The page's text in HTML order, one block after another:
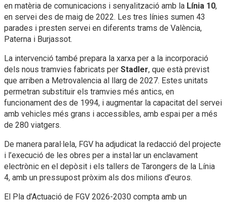
en matèria de comunicacions i senyalització amb la Línia 10,
en servei des de maig de 2022. Les tres línies sumen 43
parades i presten servei en diferents trams de València,
Paterna i Burjassot.
La intervenció també prepara la xarxa per a la incorporació
dels nous tramvies fabricats per Stadler, que està previst
que arriben a Metrovalencia al llarg de 2027. Estes unitats
permetran substituir els tramvies més antics, en
funcionament des de 1994, i augmentar la capacitat del servei
amb vehicles més grans i accessibles, amb espai per a més
de 280 viatgers.
De manera paral·lela, FGV ha adjudicat la redacció del projecte
i l’execució de les obres per a instal·lar un enclavament
electrònic en el depòsit i els tallers de Tarongers de la Línia
4, amb un pressupost pròxim als dos milions d’euros.
El Pla d’Actuació de FGV 2026-2030 compta amb un